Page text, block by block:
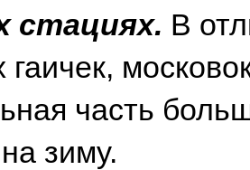
стациях. В
гаичек,
часть
зиму.